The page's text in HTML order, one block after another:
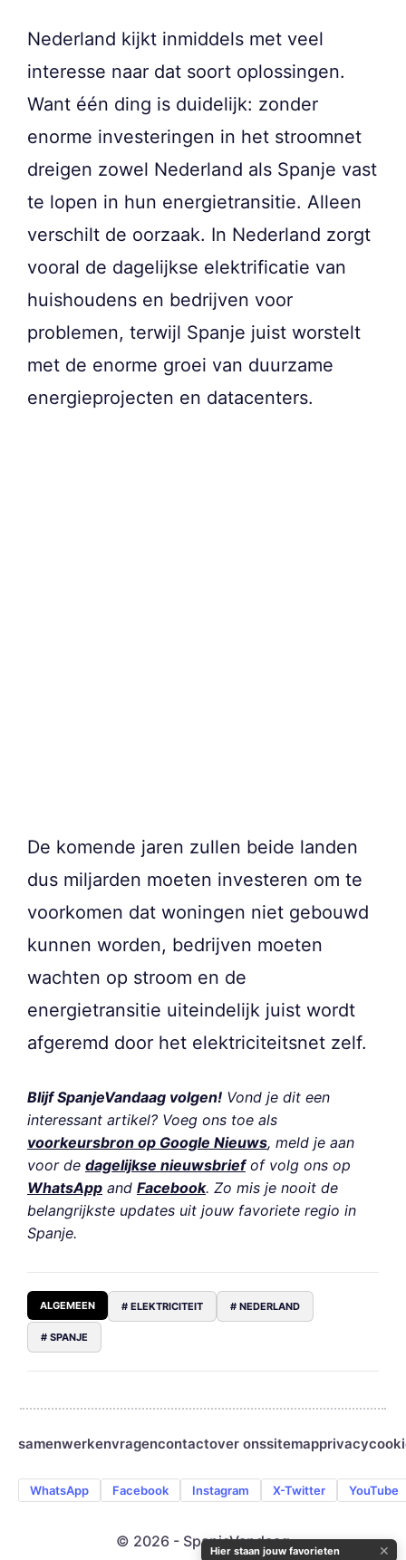
Nederland kijkt inmiddels met veel
interesse naar dat soort oplossingen.
Want één ding is duidelijk: zonder
enorme investeringen in het stroomnet
dreigen zowel Nederland als Spanje vast
te lopen in hun energietransitie. Alleen
verschilt de oorzaak. In Nederland zorgt
vooral de dagelijkse elektrificatie van
huishoudens en bedrijven voor
problemen, terwijl Spanje juist worstelt
met de enorme groei van duurzame
energieprojecten en datacenters.
De komende jaren zullen beide landen
dus miljarden moeten investeren om te
voorkomen dat woningen niet gebouwd
kunnen worden, bedrijven moeten
wachten op stroom en de
energietransitie uiteindelijk juist wordt
afgeremd door het elektriciteitsnet zelf.
Blijf SpanjeVandaag volgen! Vond je dit een
interessant artikel? Voeg ons toe als
voorkeursbron op Google Nieuws, meld je aan
voor de dagelijkse nieuwsbriefof volg ons op
WhatsApp and Facebook. Zo mis je nooit de
belangrijkste updates uit jouw favoriete regio in
Spanje.
ALGEMEEN # ELEKTRICITEIT # NEDERLAND
# SPANJE
samenwerkenvragencontactover onssitemapprivacy
WhatsApp Facebook Instagram X-Twitter YouTube
© 2026 - SpanjeVandaag
Hier staan jouw favorieten ✕